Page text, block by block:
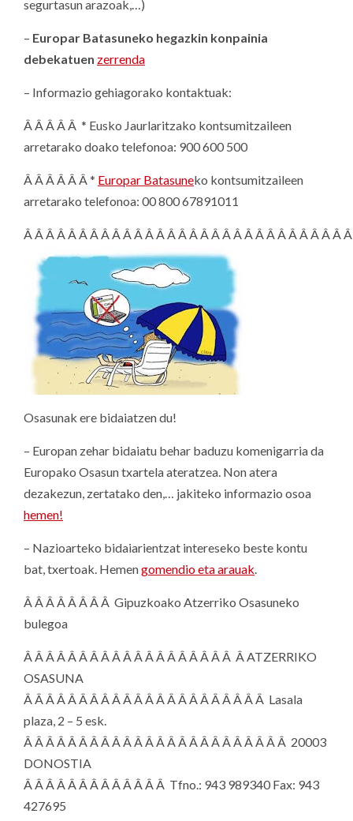
segurtasun arazoak,…)
– Europar Batasuneko hegazkin konpainia
debekatuen zerrenda
– Informazio gehiagorako kontaktuak:
Â Â Â Â Â * Eusko Jaurlaritzako kontsumitzaileen
arretarako doako telefonoa: 900 600 500
Â Â Â Â Â Â * Europar Batasuneko kontsumitzaileen
arretarako telefonoa: 00 800 67891011
Â Â Â Â Â Â Â Â Â Â Â Â Â Â Â Â Â Â Â Â Â Â Â Â Â Â Â Â Â
Osasunak ere bidaiatzen du!
– Europan zehar bidaiatu behar baduzu komenigarria da
Europako Osasun txartela ateratzea. Non atera
dezakezun, zertatako den,… jakiteko informazio osoa
hemen!
– Nazioarteko bidaiarientzat intereseko beste kontu
bat, txertoak. Hemengomendio eta arauak.
Â Â Â Â Â Â Â Â Gipuzkoako Atzerriko Osasuneko
bulegoa
Â Â Â Â Â Â Â Â Â Â Â Â Â Â Â Â Â Â Â Â ATZERRIKO
OSASUNA
Â Â Â Â Â Â Â Â Â Â Â Â Â Â Â Â Â Â Â Â Â Â Lasala
plaza, 2 – 5 esk.
Â Â Â Â Â Â Â Â Â Â Â Â Â Â Â Â Â Â Â Â Â Â Â Â 20003
DONOSTIA
Â Â Â Â Â Â Â Â Â Â Â Â Â Tfno.: 943 989340 Fax: 943
427695